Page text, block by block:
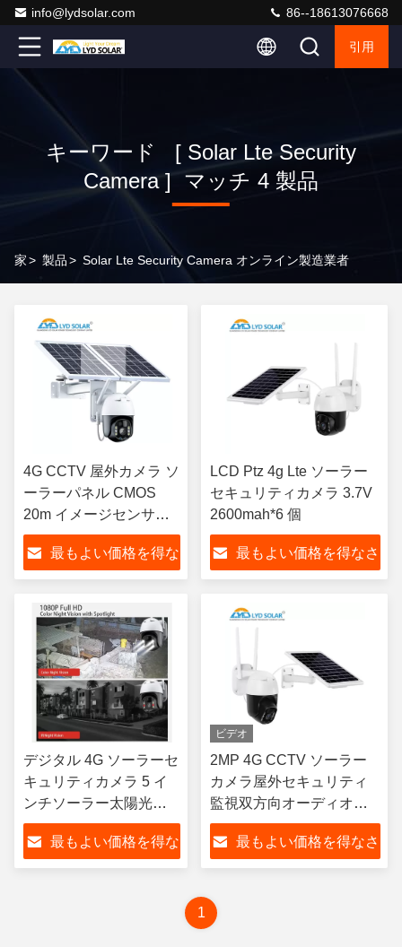
info@lydsolar.com 86--18613076668
引用
キーワード [ Solar Lte Security
Camera ] マッチ 4 製品
家> 製品> Solar Lte Security Camera オンライン製造業者
4G CCTV 屋外カメラ ソ
ーラーパネル CMOS
20m イメージセンサー
監視
最もよい価格を得な
LCD Ptz 4g Lte ソーラー
セキュリティカメラ 3.7V
2600mah*6 個
最もよい価格を得なさ
デジタル 4G ソーラーセ
キュリティカメラ 5 イ
ンチソーラー太陽光発
電 Lte ソーラーセキュリ
ティカメラ
最もよい価格を得な
ビデオ
2MP 4G CCTV ソーラー
カメラ屋外セキュリティ
監視双方向オーディオソ
ーラーパネル
最もよい価格を得なさ
1